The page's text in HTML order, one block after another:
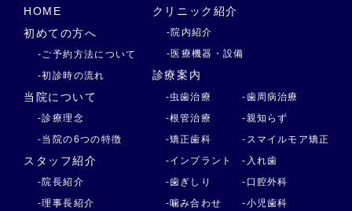
HOME
初めての方へ
-ご予約方法について
-初診時の流れ
当院について
-診療理念
-当院の6つの特徴
スタッフ紹介
-院長紹介
-理事長紹介
クリニック紹介
-院内紹介
-医療機器・設備
診療案内
-虫歯治療
-根管治療
-矯正歯科
-インプラント
-歯ぎしり
-噛み合わせ
-歯周病治療
-親知らず
-スマイルモア矯正
-入れ歯
-口腔外科
-小児歯科